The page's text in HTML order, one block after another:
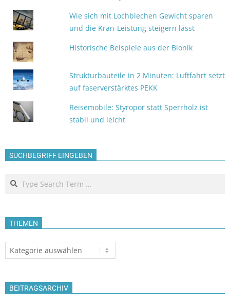
Wie sich mit Lochblechen Gewicht sparen
und die Kran-Leistung steigern lässt
Historische Beispiele aus der Bionik
Strukturbauteile in 2 Minuten: Luftfahrt setzt
auf faserverstärktes PEKK
Reisemobile: Styropor statt Sperrholz ist
stabil und leicht
SUCHBEGRIFF EINGEBEN
Search
THEMEN
Themen
BEITRAGSARCHIV